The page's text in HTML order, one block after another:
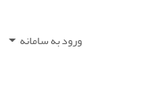
ورود به سامانه